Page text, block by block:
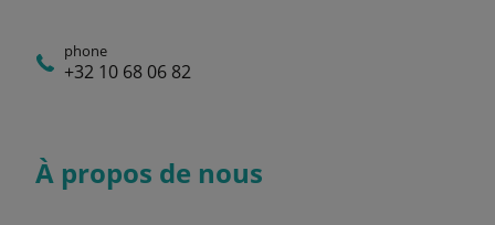
phone
+32 10 68 06 82
À propos de nous